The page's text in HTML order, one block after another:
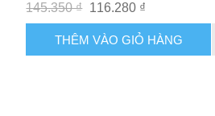
145.350 ₫ 116.280 ₫
THÊM VÀO GIỎ HÀNG